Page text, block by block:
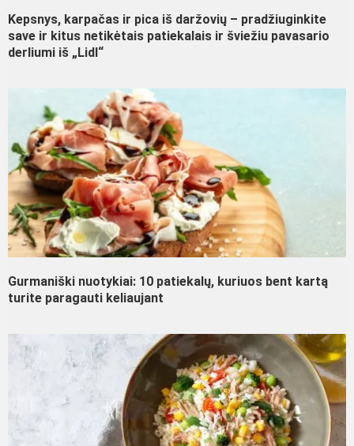
Kepsnys, karpačas ir pica iš daržovių – pradžiuginkite
save ir kitus netikėtais patiekalais ir šviežiu pavasario
derliumi iš „Lidl“
Gurmaniški nuotykiai: 10 patiekalų, kuriuos bent kartą
turite paragauti keliaujant